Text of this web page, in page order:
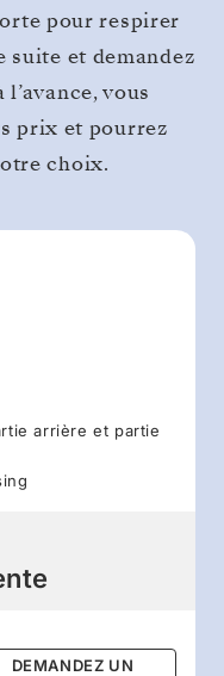
pour respirer
suite et demandez
vous
prix et pourrez
choix.
arrière et partie
DEMANDEZ UN